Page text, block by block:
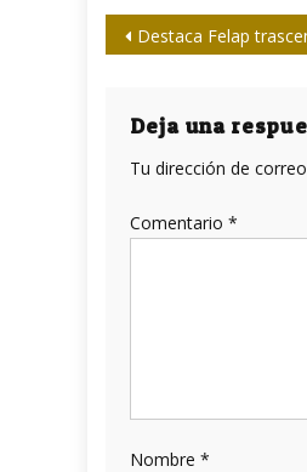
entradas
Destaca Felap trascendencia de periodista cubana Marta
Deja una
Tu dirección de
Comentario *
Nombre *